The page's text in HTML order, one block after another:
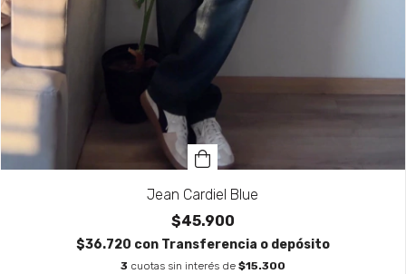
Jean Cardiel Blue
$45.900
$36.720 con Transferencia o depósito
3 cuotas sin interés de $15.300